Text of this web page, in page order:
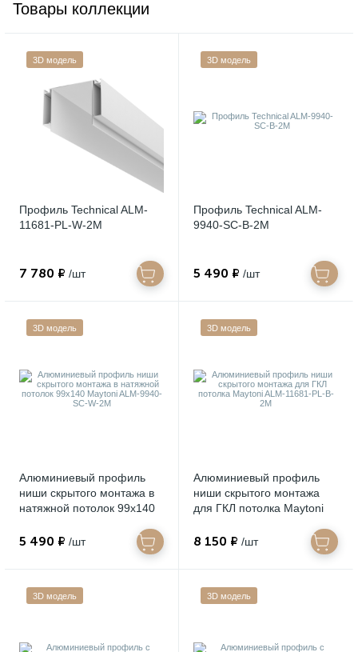
Товары коллекции
3D модель
Профиль Technical ALM-
11681-PL-W-2M
7 780 ₽ /шт
3D модель
Профиль Technical ALM-
9940-SC-B-2M
5 490 ₽ /шт
3D модель
Алюминиевый профиль
ниши скрытого монтажа в
натяжной потолок 99x140
2M
5 490 ₽ /шт
3D модель
Алюминиевый профиль
ниши скрытого монтажа
для ГКЛ потолка Maytoni
8 150 ₽ /шт
3D модель 3D модель